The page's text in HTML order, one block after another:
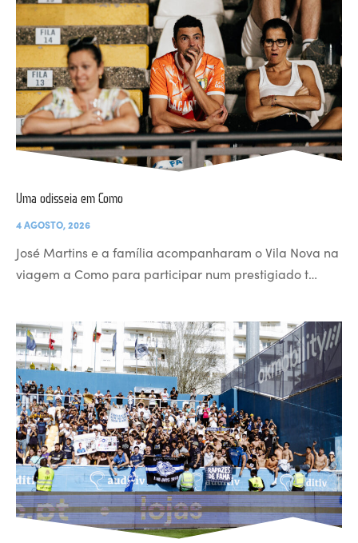
Uma odisseia em Como
4 AGOSTO, 2026
José Martins e a família acompanharam o Vila Nova na
viagem a Como para participar num prestigiado t…